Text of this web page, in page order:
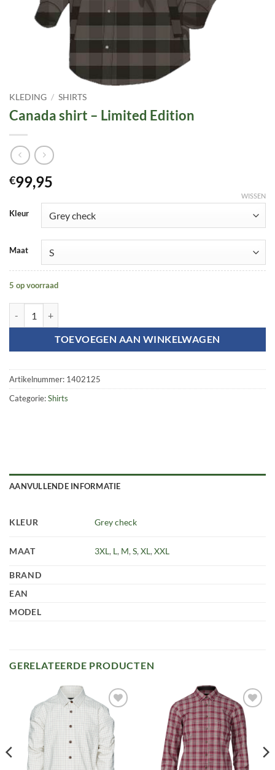
KLEDING / SHIRTS
Canada shirt – Limited Edition
€99,95
Kleur
Maat
WISSEN
5 op voorraad
TOEVOEGEN AAN WINKELWAGEN
Artikelnummer: 1402125
Categorie:Shirts
AANVULLENDE INFORMATIE
KLEUR Grey check
MAAT 3XL, L, M,S,XL,XXL
BRAND
EAN
MODEL
GERELATEERDE PRODUCTEN
Toevoegen
aan
verlanglijst
Toevoegen
aan
verlanglijst